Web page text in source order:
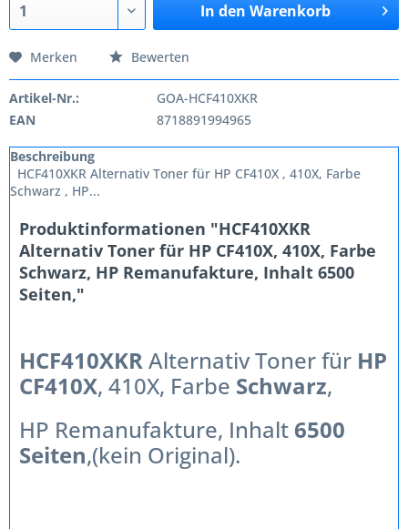
In den Warenkorb
Merken Bewerten
Artikel-Nr.:
GOA-HCF410XKR
EAN
8718891994965
Beschreibung
HCF410XKR Alternativ Toner für HP CF410X , 410X, Farbe
Schwarz , HP...
Produktinformationen "HCF410XKR
Alternativ Toner für HP CF410X, 410X, Farbe
Schwarz, HP Remanufakture, Inhalt 6500
Seiten,"
HCF410XKRAlternativ Toner für HP
CF410X, 410X, Farbe Schwarz,
HP Remanufakture, Inhalt 6500
Seiten,(kein Original).